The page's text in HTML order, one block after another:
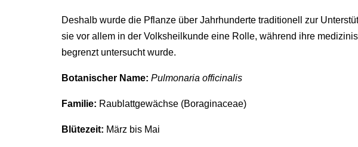
Deshalb wurde die Pflanze über Jahrhunderte traditionell zur
sie vor allem in der Volksheilkunde eine Rolle, während ihre
begrenzt untersucht wurde.
Botanischer Name: Pulmonaria officinalis
Familie: Raublattgewächse (Boraginaceae)
Blütezeit: März bis Mai